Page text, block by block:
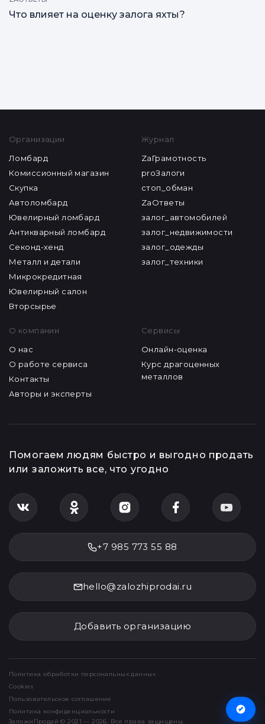
Что влияет на оценку залога яхты?
Организации
Ломбард
Комиссионный магазин
Скупка
Автоломбард
Ювелирный ломбард
Антикварный ломбард
Секонд-хенд
Металл и детали
Микрокредитная
Ювелирный салон
Вторсырье
Журнал
ZaГрамотность
proЗалоги
стоп_обман
ZaОтветы
залог_автомобилей
залог_недвижимости
залог_одежды
залог_техники
О компании
О нас
О работе сервиса
Контакты
Авторы и эксперты
Сервисы
Онлайн-оценка
Курс драгоценных
металлов
Помогаем людям быстро и выгодно продать
или заложить все, что угодно
+7 985 773 55 88
hello@zalozhiprodai.ru
Добавить организацию
ЗаложиПродай © 2021 — 2026. Все права защищены.
Политика обработки персональных данных
Cookies
Пользовательское соглашение
Политика конфиденциальности